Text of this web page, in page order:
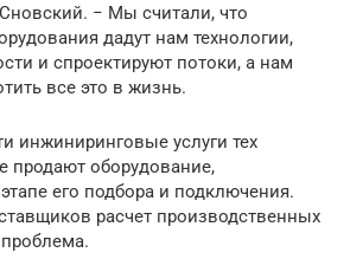
− Мы считали, что
дадут нам технологии,
и спроектируют потоки, а нам
все это в жизнь.
инжиниринговые услуги тех
продают оборудование,
его подбора и подключения.
расчет производственных